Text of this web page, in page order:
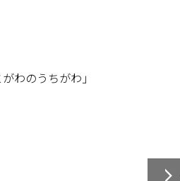
わのうちがわ」